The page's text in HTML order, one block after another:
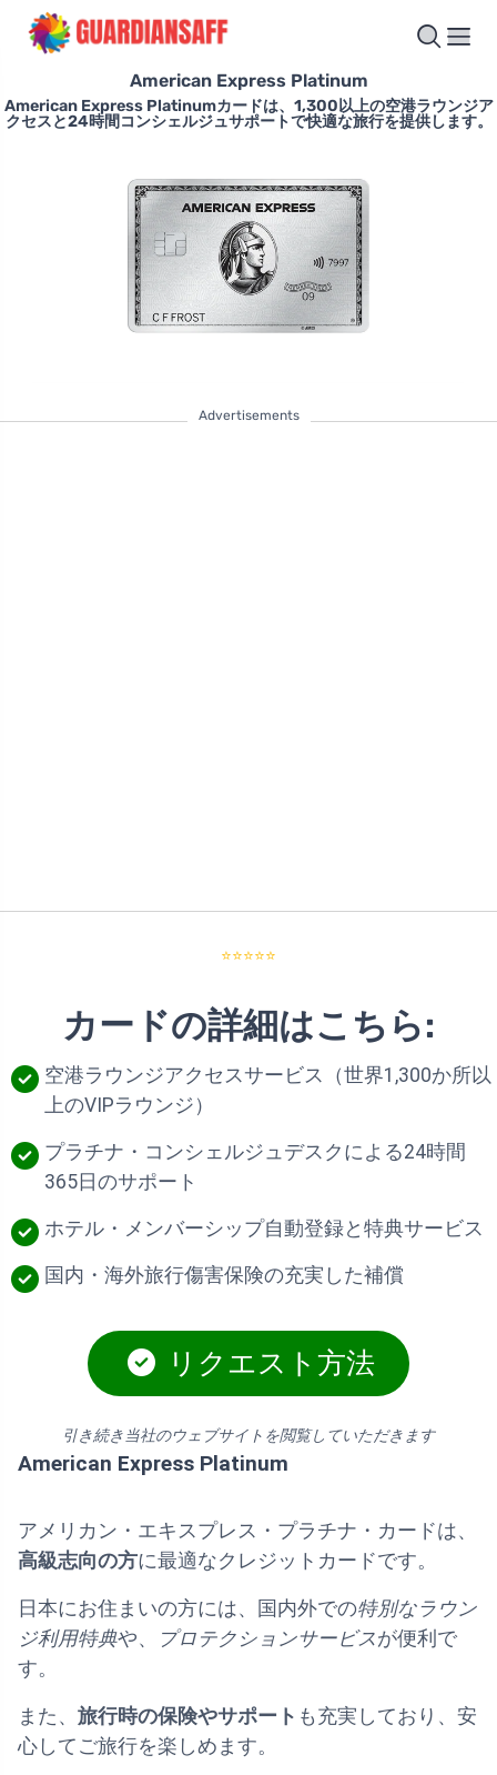
American Express Platinum
American Express Platinumカードは、1,300以上の空港ラウンジア
クセスと24時間コンシェルジュサポートで快適な旅行を提供します。
Advertisements
⭐⭐⭐⭐⭐
カードの詳細はこちら:
空港ラウンジアクセスサービス（世界1,300か所以
上のVIPラウンジ）
プラチナ・コンシェルジュデスクによる24時間
365日のサポート
ホテル・メンバーシップ自動登録と特典サービス
国内・海外旅行傷害保険の充実した補償
リクエスト方法
引き続き当社のウェブサイトを閲覧していただきます
American Express Platinum
アメリカン・エキスプレス・プラチナ・カードは、
高級志向の方に最適なクレジットカードです。
日本にお住まいの方には、国内外での特別なラウン
ジ利用特典や、 プロテクションサービスが便利で
す。
また、 旅行時の保険やサポート も充実しており、安
心してご旅行を楽しめます。